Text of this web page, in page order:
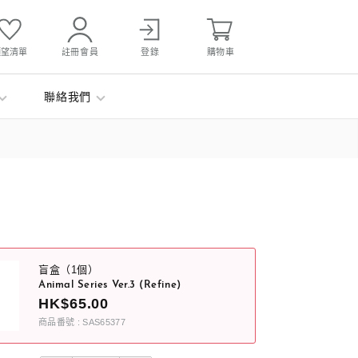
清單 註冊會員 登錄 購物車
聯絡我們
盲盒（1個）
Animal Series Ver.3 (Refine)
HK$65.00
商品番號 : SAS65377